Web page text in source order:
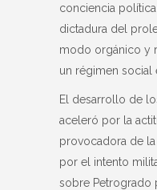
conciencia
dictadura del
modo orgánico y
un régimen
El desarrollo de
aceleró por la
provocadora de
por el intento
sobre Petrogrado